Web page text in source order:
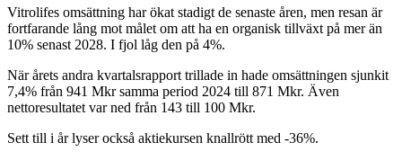
Vitrolifes omsättning har ökat stadigt de senaste åren, men resan är
fortfarande lång mot målet om att ha en organisk tillväxt på mer än
10% senast 2028. I fjol låg den på 4%.
När årets andra kvartalsrapport trillade in hade omsättningen sjunkit
7,4% från 941 Mkr samma period 2024 till 871 Mkr. Även
nettoresultatet var ned från 143 till 100 Mkr.
Sett till i år lyser också aktiekursen knallrött med -36%.